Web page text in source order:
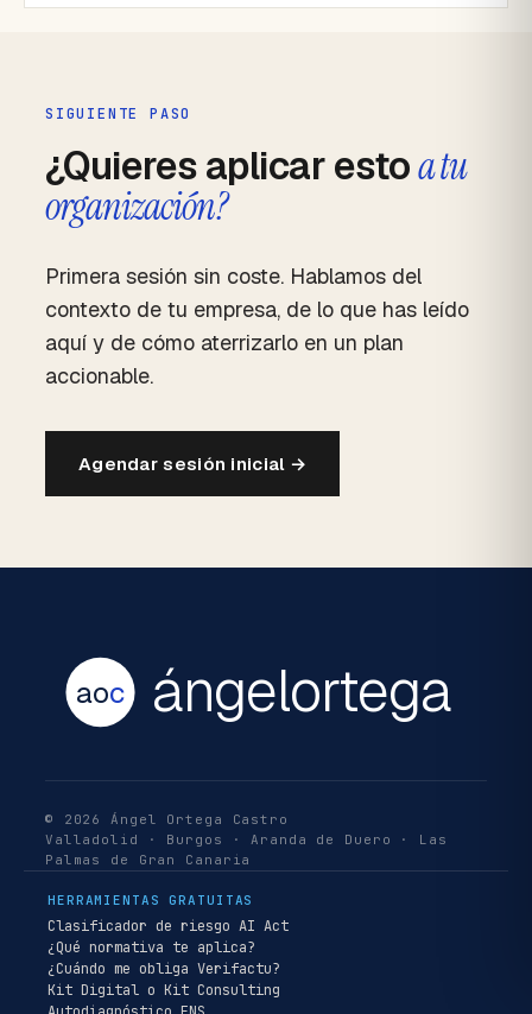
SIGUIENTE PASO
¿Quieres aplicar estoa tu
organización?
Primera sesión sin coste. Hablamos del
contexto de tu empresa, de lo que has leído
aquí y de cómo aterrizarlo en un plan
accionable.
Agendar sesión inicial →
aoc ángelortega
© 2026 Ángel Ortega Castro
Valladolid · Burgos · Aranda de Duero · Las
Palmas de Gran Canaria
HERRAMIENTAS GRATUITAS
Clasificador de riesgo AI Act
¿Qué normativa te aplica?
¿Cuándo me obliga Verifactu?
Kit Digital o Kit Consulting